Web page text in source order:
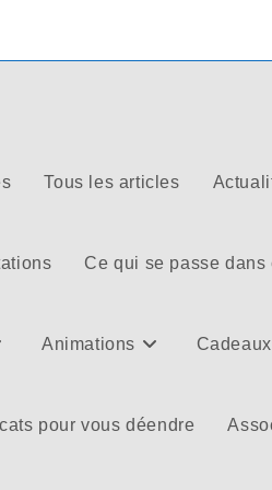
Tous les articles
Ce qui se passe dans
Animations Cadeaux
pour vous déendre